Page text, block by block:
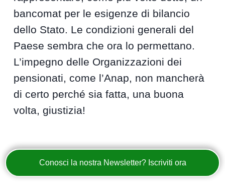
bancomat per le esigenze di bilancio
dello Stato. Le condizioni generali del
Paese sembra che ora lo permettano.
L’impegno delle Organizzazioni dei
pensionati, come l’Anap, non mancherà
di certo perché sia fatta, una buona
volta, giustizia!
Conosci la nostra Newsletter? Iscriviti ora